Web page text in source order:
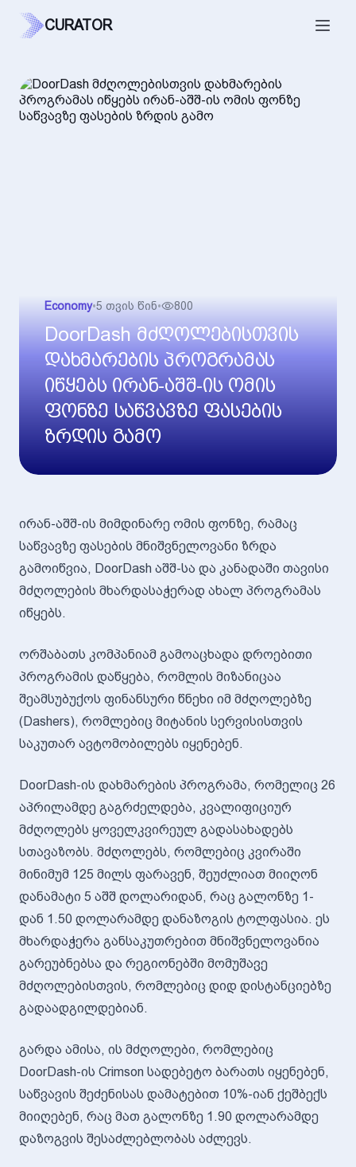
CURATOR
Economy•5 თვის წინ• 800
DoorDash მძღოლებისთვის
დახმარების პროგრამას
იწყებს ირან-აშშ-ის ომის
ფონზე საწვავზე ფასების
ზრდის გამო
ირან-აშშ-ის მიმდინარე ომის ფონზე, რამაც
საწვავზე ფასების მნიშვნელოვანი ზრდა
გამოიწვია, DoorDash აშშ-სა და კანადაში თავისი
მძღოლების მხარდასაჭერად ახალ პროგრამას
იწყებს.
ორშაბათს კომპანიამ გამოაცხადა დროებითი
პროგრამის დაწყება, რომლის მიზანიცაა
შეამსუბუქოს ფინანსური წნეხი იმ მძღოლებზე
(Dashers), რომლებიც მიტანის სერვისისთვის
საკუთარ ავტომობილებს იყენებენ.
DoorDash-ის დახმარების პროგრამა, რომელიც 26
აპრილამდე გაგრძელდება, კვალიფიციურ
მძღოლებს ყოველკვირეულ გადასახადებს
სთავაზობს. მძღოლებს, რომლებიც კვირაში
მინიმუმ 125 მილს ფარავენ, შეუძლიათ მიიღონ
დანამატი 5 აშშ დოლარიდან, რაც გალონზე 1-
დან 1.50 დოლარამდე დანაზოგის ტოლფასია. ეს
მხარდაჭერა განსაკუთრებით მნიშვნელოვანია
გარეუბნებსა და რეგიონებში მომუშავე
მძღოლებისთვის, რომლებიც დიდ დისტანციებზე
გადაადგილდებიან.
გარდა ამისა, ის მძღოლები, რომლებიც
DoorDash-ის Crimson სადებეტო ბარათს იყენებენ,
საწვავის შეძენისას დამატებით 10%-იან ქეშბექს
მიიღებენ, რაც მათ გალონზე 1.90 დოლარამდე
დაზოგვის შესაძლებლობას აძლევს.